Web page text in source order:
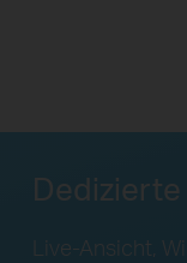
Live-Ansicht,